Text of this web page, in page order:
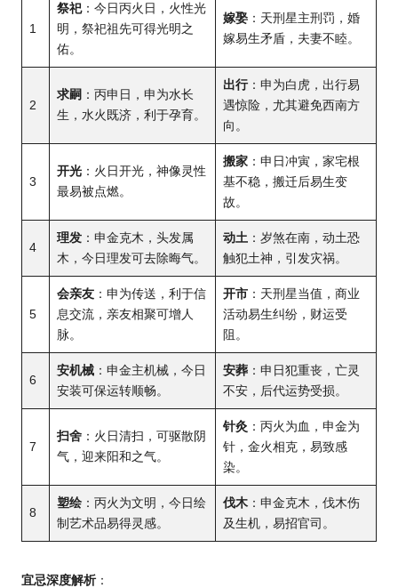
1
祭祀：今日丙火日，火性光
明，祭祀祖先可得光明之
佑。
嫁娶 ：天刑星主刑罚，婚
嫁易生矛盾，夫妻不睦。
2
求嗣 ：丙申日，申为水长
生，水火既济，利于孕育。
出行：申为白虎，出行易
遇惊险，尤其避免西南方
向。
3
开光 ：火日开光，神像灵性
最易被点燃。
搬家 ：申日冲寅，家宅根
基不稳，搬迁后易生变
故。
4
理发 ：申金克木，头发属
木，今日理发可去除晦气。
动土 ：岁煞在南，动土恐
触犯土神，引发灾祸。
5
会亲友 ：申为传送，利于信
息交流，亲友相聚可增人
脉。
开市 ：天刑星当值，商业
活动易生纠纷，财运受
阻。
6
安机械 ：申金主机械，今日
安装可保运转顺畅。
安葬 ：申日犯重丧，亡灵
不安，后代运势受损。
7
扫舍 ：火日清扫，可驱散阴
气，迎来阳和之气。
针灸 ：丙火为血，申金为
针，金火相克，易致感
染。
8
塑绘 ：丙火为文明，今日绘
制艺术品易得灵感。
伐木 ：申金克木，伐木伤
及生机，易招官司。
宜忌深度解析：